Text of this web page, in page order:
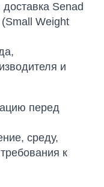
Senad
Weight
и
перед
среду,
к